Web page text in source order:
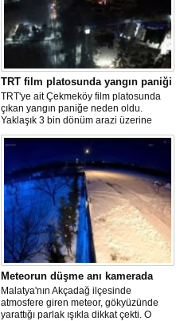
TRT film platosunda yangın paniği
TRT'ye ait Çekmeköy film platosunda
çıkan yangın paniğe neden oldu.
Yaklaşık 3 bin dönüm arazi üzerine
kurulu platoda henüz belirlenemeyen
bir nedenle çıkan yangın sonrası
bölgeye çok sayıda itfaiye ekibi sevk
edildi.
Meteorun düşme anı kamerada
Malatya'nın Akçadağ ilçesinde
atmosfere giren meteor, gökyüzünde
yarattığı parlak ışıkla dikkat çekti. O